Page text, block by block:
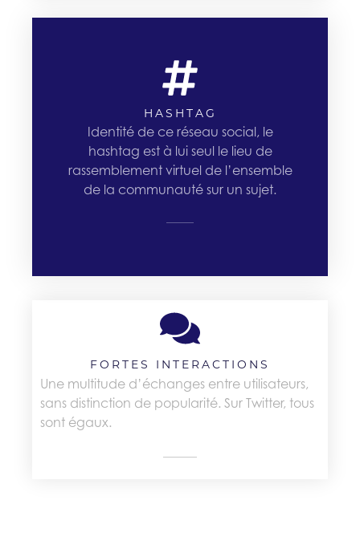
HASHTAG
Identité de ce réseau social, le
hashtag est à lui seul le lieu de
rassemblement virtuel de l’ensemble
de la communauté sur un sujet.
FORTES INTERACTIONS
Une multitude d’échanges entre utilisateurs,
sans distinction de popularité. Sur Twitter, tous
sont égaux.